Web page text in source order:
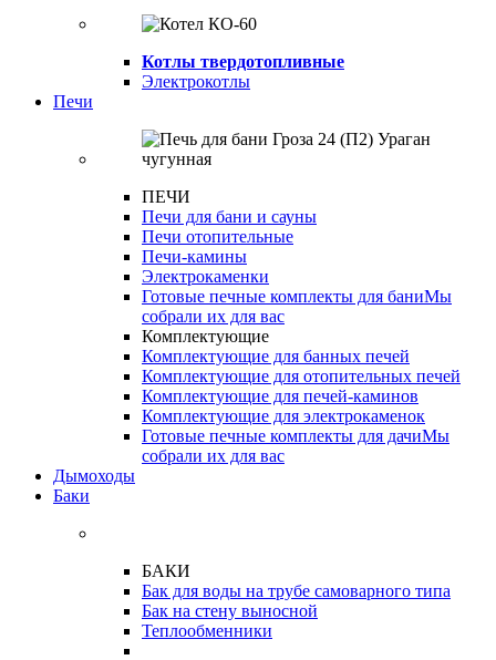
Котлы твердотопливные
Электрокотлы
Печи
ПЕЧИ
Печи для бани и сауны
Печи отопительные
Печи-камины
Электрокаменки
Готовые печные комплекты для баниМы
собрали их для вас
Комплектующие
Комплектующие для банных печей
Комплектующие для отопительных печей
Комплектующие для печей-каминов
Комплектующие для электрокаменок
Готовые печные комплекты для дачиМы
собрали их для вас
Дымоходы
Баки
БАКИ
Бак для воды на трубе самоварного типа
Бак на стену выносной
Теплообменники